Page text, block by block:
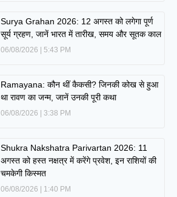
Surya Grahan 2026: 12 अगस्त को लगेगा पूर्ण
सूर्य ग्रहण, जानें भारत में तारीख, समय और सूतक काल
06/08/2026 5:43 PM
Ramayana: कौन थीं कैकसी? जिनकी कोख से हुआ
था रावण का जन्म, जानें उनकी पूरी कथा
06/08/2026 3:38 PM
Shukra Nakshatra Parivartan 2026: 11
अगस्त को हस्त नक्षत्र में करेंगे प्रवेश, इन राशियों की
चमकेगी किस्मत
06/08/2026 1:40 PM